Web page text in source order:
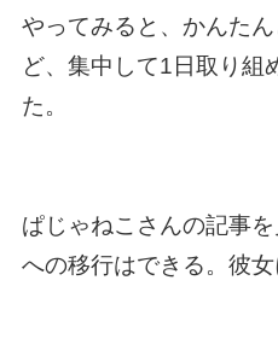
やってみると、かんた
ど、集中して1日取り組
た。
ぱじゃねこさんの記事
への移行はできる。彼女